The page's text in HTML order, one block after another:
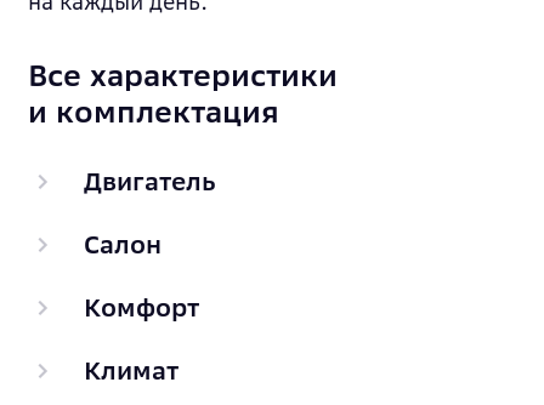
Все характеристики
и комплектация
Двигатель
Салон
Комфорт
Климат